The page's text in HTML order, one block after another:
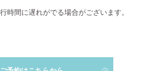
時間に遅れがでる場合がございます。